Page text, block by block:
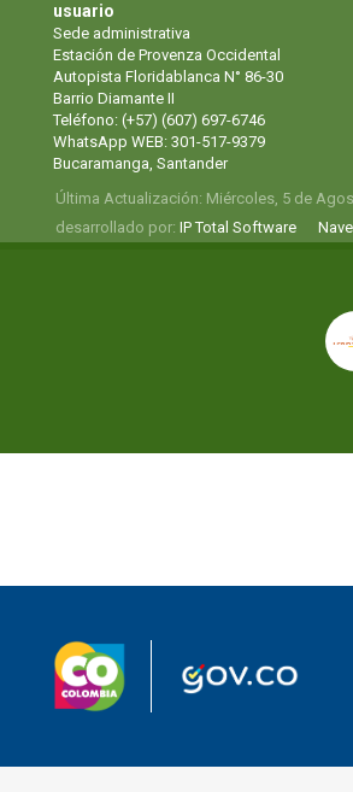
usuario
Sede administrativa
Estación de Provenza Occidental
Autopista Floridablanca N° 86-30
Barrio Diamante II
Teléfono: (+57) (607) 697-6746
WhatsApp WEB: 301-517-9379
Bucaramanga, Santander
Última Actualización: Miércoles, 5 de
desarrollado por: IP Total Software